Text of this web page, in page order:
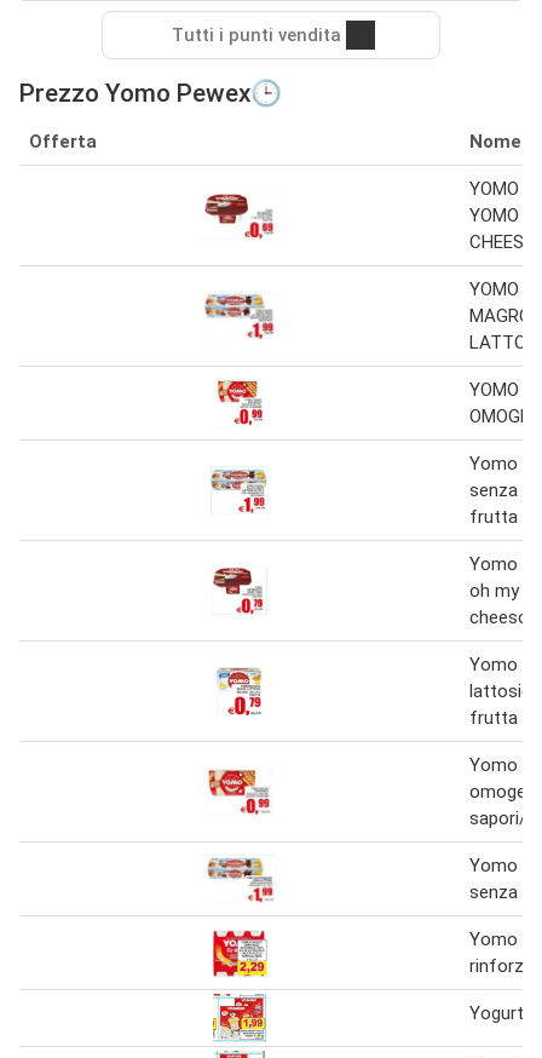
Tutti i punti vendita
Prezzo Yomo Pewex🕒
Offerta Nome
YOMO
YOMO
YOMO
MAGRO
YOMO
Yomo
senza
frutta
Yomo
oh my
Yomo
lattosio
frutta
Yomo
sapori/
Yomo
senza
Yomo
rinforzo
Yogurt